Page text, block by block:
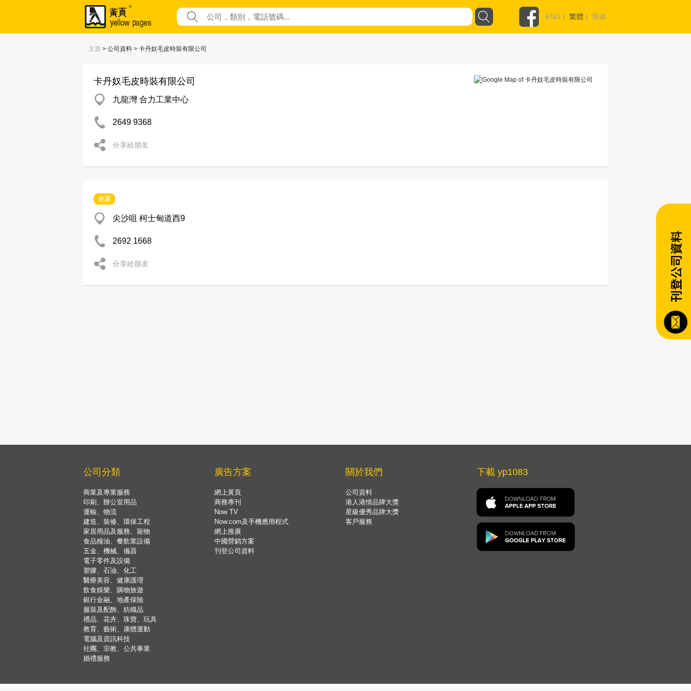
ENG | 繁體 | 简体
主頁 > 公司資料 > 卡丹奴毛皮時裝有限公司
卡丹奴毛皮時裝有限公司
九龍灣 合力工業中心
2649 9368
分享給朋友
分店
尖沙咀 柯士甸道西9
2692 1668
分享給朋友
公司分類
商業及專業服務
印刷、辦公室用品
運輸、物流
建造、裝修、環保工程
家居用品及服務、寵物
食品糧油、餐飲業設備
五金、機械、儀器
電子零件及設備
塑膠、石油、化工
醫療美容、健康護理
飲食娛樂、購物旅遊
銀行金融、地產保險
服裝及配飾、紡織品
禮品、花卉、珠寶、玩具
教育、藝術、康體運動
電腦及資訊科技
社團、宗教、公共事業
婚禮服務
廣告方案
網上黃頁
商務專刊
Now TV
Now.com及手機應用程式
網上推廣
中國營銷方案
刊登公司資料
關於我們
公司資料
港人港情品牌大獎
星級優秀品牌大獎
客戶服務
下載 yp1083